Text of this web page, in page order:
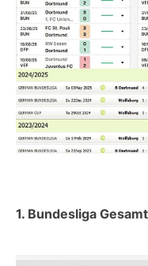
1. Bundesliga